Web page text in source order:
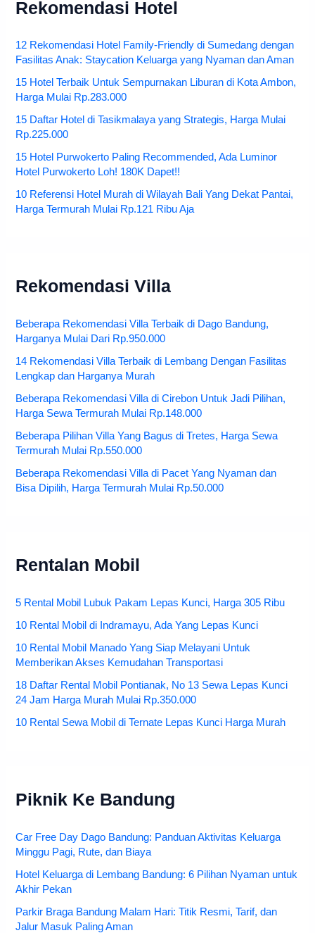
Rekomendasi Hotel
12 Rekomendasi Hotel Family-Friendly di Sumedang dengan
Fasilitas Anak: Staycation Keluarga yang Nyaman dan Aman
15 Hotel Terbaik Untuk Sempurnakan Liburan di Kota Ambon,
Harga Mulai Rp.283.000
15 Daftar Hotel di Tasikmalaya yang Strategis, Harga Mulai
Rp.225.000
15 Hotel Purwokerto Paling Recommended, Ada Luminor
Hotel Purwokerto Loh! 180K Dapet!!
10 Referensi Hotel Murah di Wilayah Bali Yang Dekat Pantai,
Harga Termurah Mulai Rp.121 Ribu Aja
Rekomendasi Villa
Beberapa Rekomendasi Villa Terbaik di Dago Bandung,
Harganya Mulai Dari Rp.950.000
14 Rekomendasi Villa Terbaik di Lembang Dengan Fasilitas
Lengkap dan Harganya Murah
Beberapa Rekomendasi Villa di Cirebon Untuk Jadi Pilihan,
Harga Sewa Termurah Mulai Rp.148.000
Beberapa Pilihan Villa Yang Bagus di Tretes, Harga Sewa
Termurah Mulai Rp.550.000
Beberapa Rekomendasi Villa di Pacet Yang Nyaman dan
Bisa Dipilih, Harga Termurah Mulai Rp.50.000
Rentalan Mobil
5 Rental Mobil Lubuk Pakam Lepas Kunci, Harga 305 Ribu
10 Rental Mobil di Indramayu, Ada Yang Lepas Kunci
10 Rental Mobil Manado Yang Siap Melayani Untuk
Memberikan Akses Kemudahan Transportasi
18 Daftar Rental Mobil Pontianak, No 13 Sewa Lepas Kunci
24 Jam Harga Murah Mulai Rp.350.000
10 Rental Sewa Mobil di Ternate Lepas Kunci Harga Murah
Piknik Ke Bandung
Car Free Day Dago Bandung: Panduan Aktivitas Keluarga
Minggu Pagi, Rute, dan Biaya
Hotel Keluarga di Lembang Bandung: 6 Pilihan Nyaman untuk
Akhir Pekan
Parkir Braga Bandung Malam Hari: Titik Resmi, Tarif, dan
Jalur Masuk Paling Aman